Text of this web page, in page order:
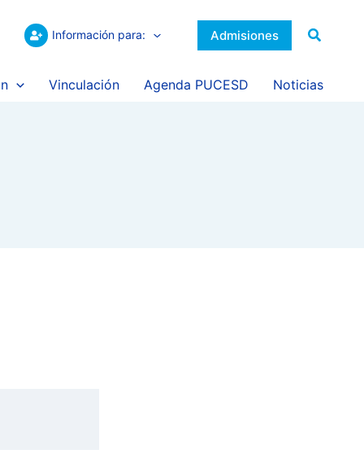
Información para: Admisiones Buscar
Vinculación Agenda PUCESD Noticias